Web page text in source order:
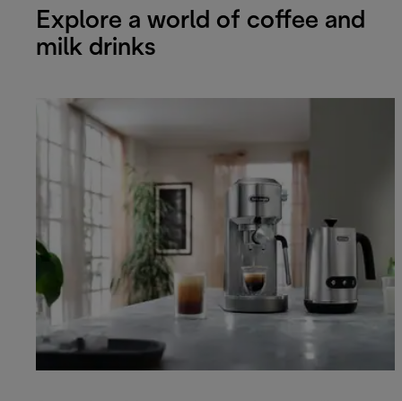
Explore a world of coffee and
milk drinks